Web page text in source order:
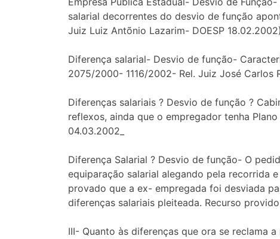
salarial decorrentes do desvio de função
Juiz Luiz Antõnio Lazarim- DOESP 18.02.2002)
Diferença salarial- Desvio de função-
2075/2000- 1116/2002- Rel. Juiz José Carlos
Diferenças salariais ? Desvio de função ?
reflexos, ainda que o empregador tenha
04.03.2002_
Diferença Salarial ? Desvio de função- O
equiparação salarial alegando pela recorrida
provado que a ex- empregada foi desviada
diferenças salariais pleiteada. Recurso
III- Quanto às diferenças que ora se reclama